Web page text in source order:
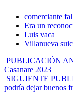
comerciante
Era un
Luis vaca
Villanueva
PUBLICACIÓN
Casanare 2023
SIGUIENTE
podría dejar buenos